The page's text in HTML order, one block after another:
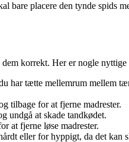
bare placere den tynde
korrekt. Her er nogle nyttige
har tætte mellemrum mellem
tilbage for at fjerne madrester.
undgå at skade tandkødet.
at fjerne løse madrester.
eller for hyppigt, da det kan